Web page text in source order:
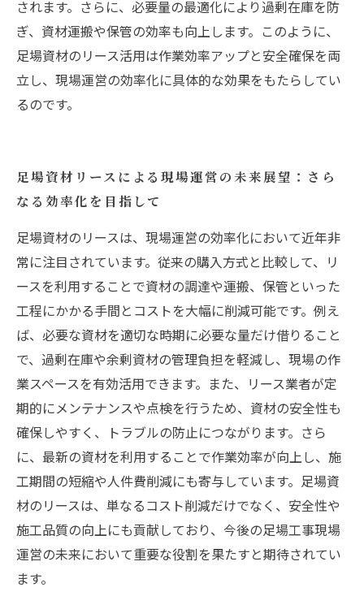
されます。さらに、必要量の最適化により過剰在庫を防
ぎ、資材運搬や保管の効率も向上します。このように、
足場資材のリース活用は作業効率アップと安全確保を両
立し、現場運営の効率化に具体的な効果をもたらしてい
るのです。
足場資材リースによる現場運営の未来展望：さら
なる効率化を目指して
足場資材のリースは、現場運営の効率化において近年非
常に注目されています。従来の購入方式と比較して、リ
ースを利用することで資材の調達や運搬、保管といった
工程にかかる手間とコストを大幅に削減可能です。例え
ば、必要な資材を適切な時期に必要な量だけ借りること
で、過剰在庫や余剰資材の管理負担を軽減し、現場の作
業スペースを有効活用できます。また、リース業者が定
期的にメンテナンスや点検を行うため、資材の安全性も
確保しやすく、トラブルの防止につながります。さら
に、最新の資材を利用することで作業効率が向上し、施
工期間の短縮や人件費削減にも寄与しています。足場資
材のリースは、単なるコスト削減だけでなく、安全性や
施工品質の向上にも貢献しており、今後の足場工事現場
運営の未来において重要な役割を果たすと期待されてい
ます。